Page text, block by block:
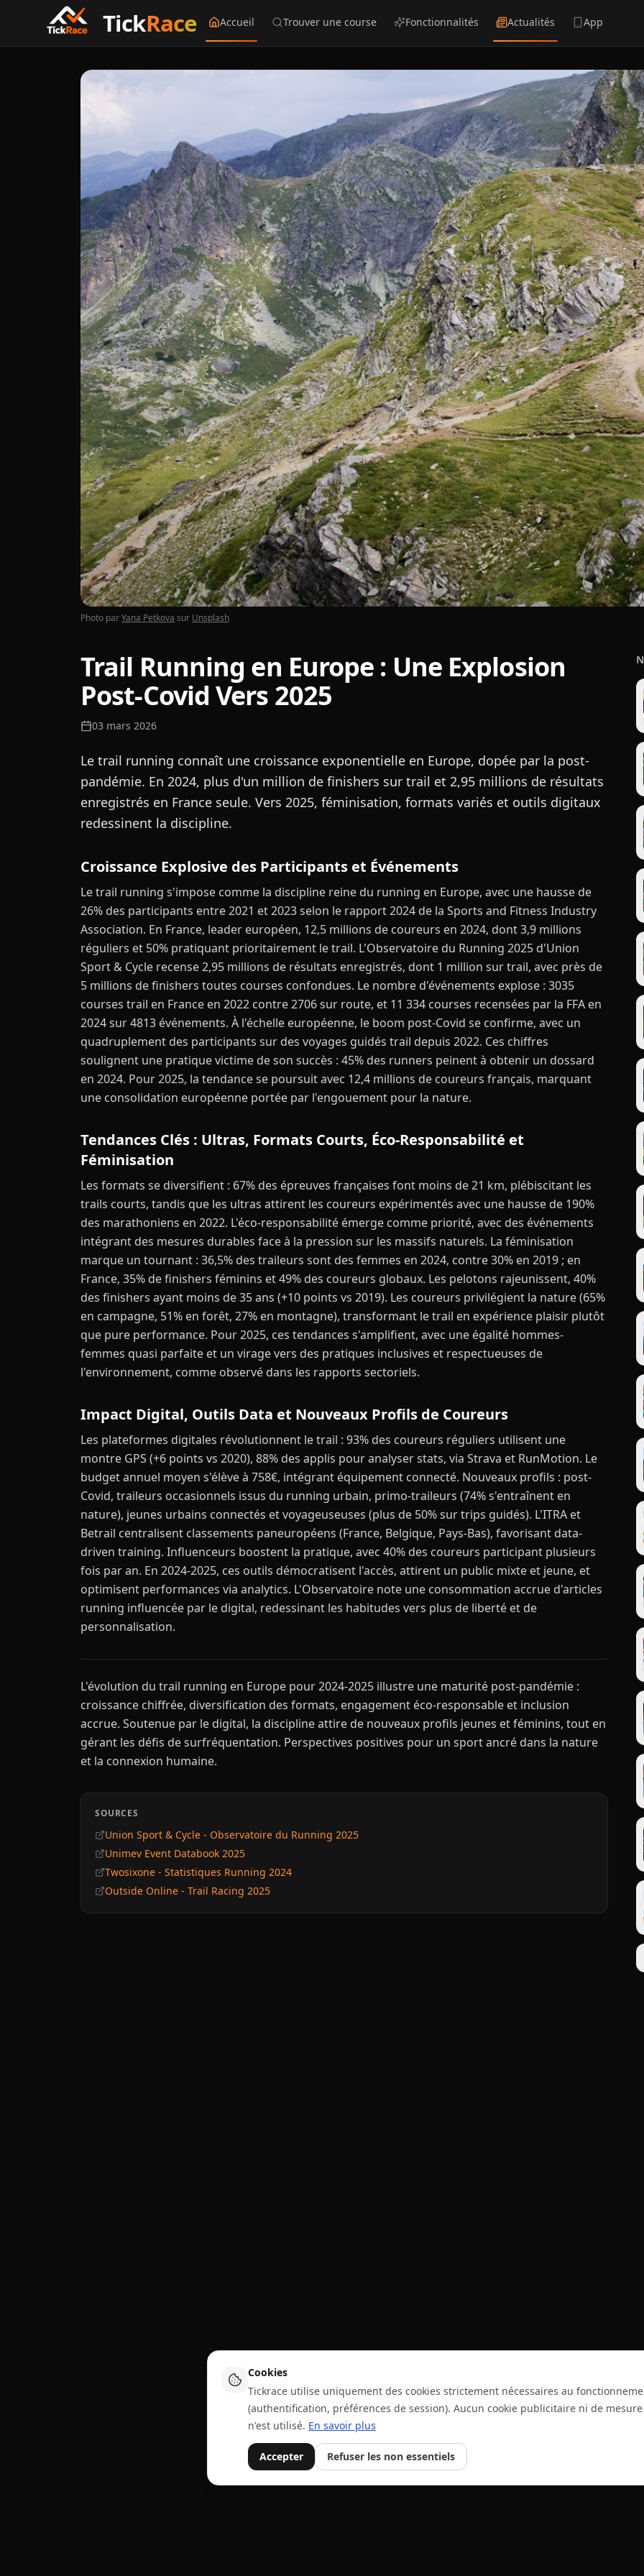
TickRace Accueil Trouver une course Fonctionnalités Actualités App
Photo parYana Petkova sur Unsplash
Trail Running en Europe : Une Explosion
Post-Covid Vers 2025
03 mars 2026
Le trail running connaît une croissance exponentielle en Europe, dopée par la post-
pandémie. En 2024, plus d'un million de finishers sur trail et 2,95 millions de résultats
enregistrés en France seule. Vers 2025, féminisation, formats variés et outils digitaux
redessinent la discipline.
Croissance Explosive des Participants et Événements
Le trail running s'impose comme la discipline reine du running en Europe, avec une hausse de
26% des participants entre 2021 et 2023 selon le rapport 2024 de la Sports and Fitness Industry
Association. En France, leader européen, 12,5 millions de coureurs en 2024, dont 3,9 millions
réguliers et 50% pratiquant prioritairement le trail. L'Observatoire du Running 2025 d'Union
Sport & Cycle recense 2,95 millions de résultats enregistrés, dont 1 million sur trail, avec près de
5 millions de finishers toutes courses confondues. Le nombre d'événements explose : 3035
courses trail en France en 2022 contre 2706 sur route, et 11 334 courses recensées par la FFA en
2024 sur 4813 événements. À l'échelle européenne, le boom post-Covid se confirme, avec un
quadruplement des participants sur des voyages guidés trail depuis 2022. Ces chiffres
soulignent une pratique victime de son succès : 45% des runners peinent à obtenir un dossard
en 2024. Pour 2025, la tendance se poursuit avec 12,4 millions de coureurs français, marquant
une consolidation européenne portée par l'engouement pour la nature.
Tendances Clés : Ultras, Formats Courts, Éco-Responsabilité et
Féminisation
Les formats se diversifient : 67% des épreuves françaises font moins de 21 km, plébiscitant les
trails courts, tandis que les ultras attirent les coureurs expérimentés avec une hausse de 190%
des marathoniens en 2022. L'éco-responsabilité émerge comme priorité, avec des événements
intégrant des mesures durables face à la pression sur les massifs naturels. La féminisation
marque un tournant : 36,5% des traileurs sont des femmes en 2024, contre 30% en 2019 ; en
France, 35% de finishers féminins et 49% des coureurs globaux. Les pelotons rajeunissent, 40%
des finishers ayant moins de 35 ans (+10 points vs 2019). Les coureurs privilégient la nature (65%
en campagne, 51% en forêt, 27% en montagne), transformant le trail en expérience plaisir plutôt
que pure performance. Pour 2025, ces tendances s'amplifient, avec une égalité hommes-
femmes quasi parfaite et un virage vers des pratiques inclusives et respectueuses de
l'environnement, comme observé dans les rapports sectoriels.
Impact Digital, Outils Data et Nouveaux Profils de Coureurs
Les plateformes digitales révolutionnent le trail : 93% des coureurs réguliers utilisent une
montre GPS (+6 points vs 2020), 88% des applis pour analyser stats, via Strava et RunMotion. Le
budget annuel moyen s'élève à 758€, intégrant équipement connecté. Nouveaux profils : post-
Covid, traileurs occasionnels issus du running urbain, primo-traileurs (74% s'entraînent en
nature), jeunes urbains connectés et voyageuseuses (plus de 50% sur trips guidés). L'ITRA et
Betrail centralisent classements paneuropéens (France, Belgique, Pays-Bas), favorisant data-
driven training. Influenceurs boostent la pratique, avec 40% des coureurs participant plusieurs
fois par an. En 2024-2025, ces outils démocratisent l'accès, attirent un public mixte et jeune, et
optimisent performances via analytics. L'Observatoire note une consommation accrue d'articles
running influencée par le digital, redessinant les habitudes vers plus de liberté et de
personnalisation.
L'évolution du trail running en Europe pour 2024-2025 illustre une maturité post-pandémie :
croissance chiffrée, diversification des formats, engagement éco-responsable et inclusion
accrue. Soutenue par le digital, la discipline attire de nouveaux profils jeunes et féminins, tout en
gérant les défis de surfréquentation. Perspectives positives pour un sport ancré dans la nature
et la connexion humaine.
SOURCES
Union Sport & Cycle - Observatoire du Running 2025
Unimev Event Databook 2025
Twosixone - Statistiques Running 2024
Outside Online - Trail Racing 2025
Cookies
Tickrace utilise uniquement des cookies strictement nécessaires au
(authentification, préférences de session). Aucun cookie publicitaire ni de
n'est utilisé. En savoir plus
Accepter Refuser les non essentiels